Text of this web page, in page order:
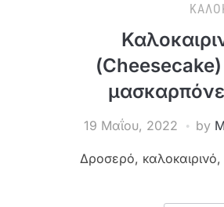
19 Μαΐου, 2022 by
Δροσερό,